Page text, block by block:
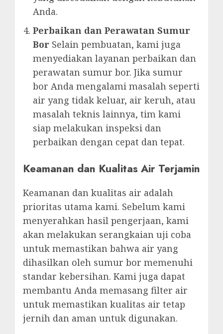
Anda.
Perbaikan dan Perawatan Sumur
Bor Selain pembuatan, kami juga
menyediakan layanan perbaikan dan
perawatan sumur bor. Jika sumur
bor Anda mengalami masalah seperti
air yang tidak keluar, air keruh, atau
masalah teknis lainnya, tim kami
siap melakukan inspeksi dan
perbaikan dengan cepat dan tepat.
Keamanan dan Kualitas Air Terjamin
Keamanan dan kualitas air adalah
prioritas utama kami. Sebelum kami
menyerahkan hasil pengerjaan, kami
akan melakukan serangkaian uji coba
untuk memastikan bahwa air yang
dihasilkan oleh sumur bor memenuhi
standar kebersihan. Kami juga dapat
membantu Anda memasang filter air
untuk memastikan kualitas air tetap
jernih dan aman untuk digunakan.